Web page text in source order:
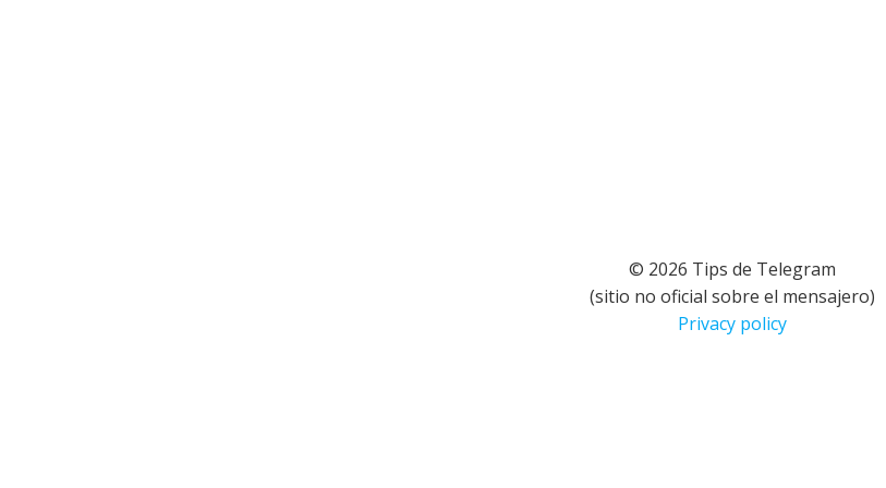
© 2026 Tips de Telegram
(sitio no oficial sobre el mensajero)
Privacy policy